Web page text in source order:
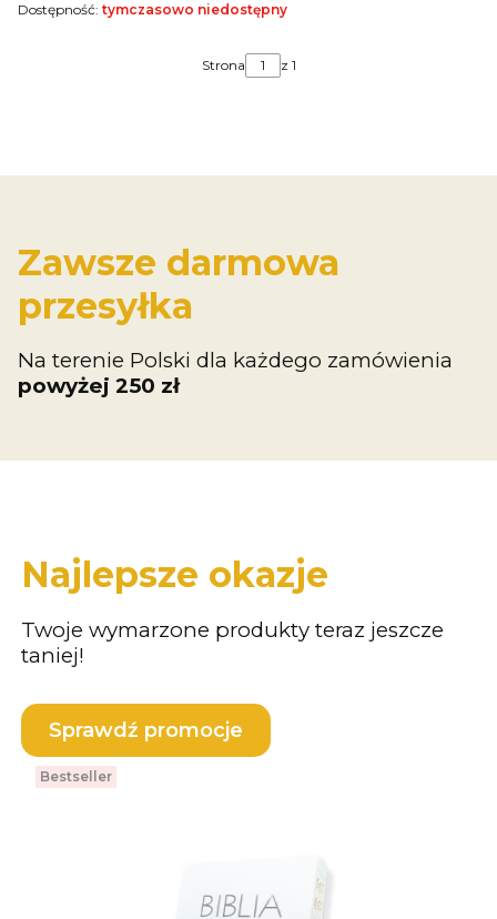
Dostępność: tymczasowo niedostępny
Strona z 1
Zawsze darmowa
przesyłka
Na terenie Polski dla każdego zamówienia
powyżej 250 zł
Najlepsze okazje
Twoje wymarzone produkty teraz jeszcze
taniej!
Sprawdź promocje
Bestseller